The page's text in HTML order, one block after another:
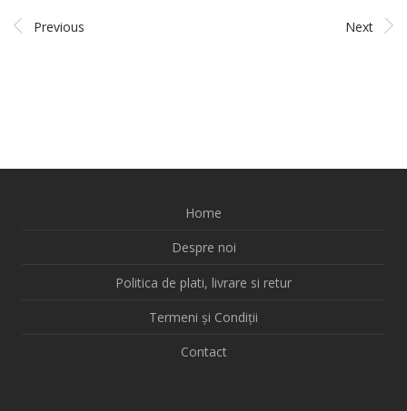
Previous Next
Home
Despre noi
Politica de plati, livrare si retur
Termeni și Condiții
Contact